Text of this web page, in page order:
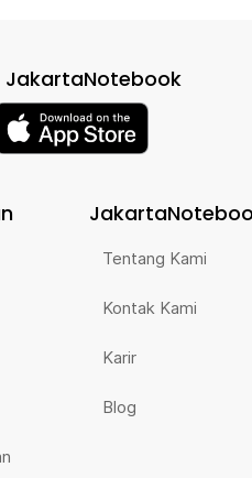
JakartaNotebook
Tentang Kami
Kontak Kami
Karir
Blog